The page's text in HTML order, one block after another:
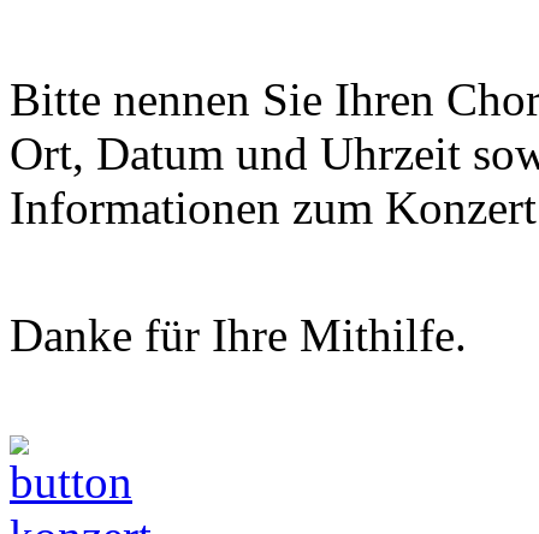
Bitte nennen Sie Ihren
Ort, Datum und Uhrzeit
Informationen zum
Danke für Ihre Mithilfe.